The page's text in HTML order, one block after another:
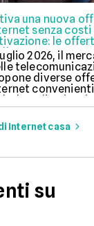
una nuova
senza costi
le
2026
2026, il
diverse
Internet casa
su